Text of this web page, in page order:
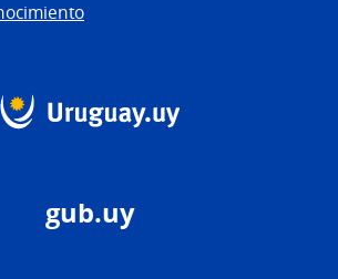
gub.uy